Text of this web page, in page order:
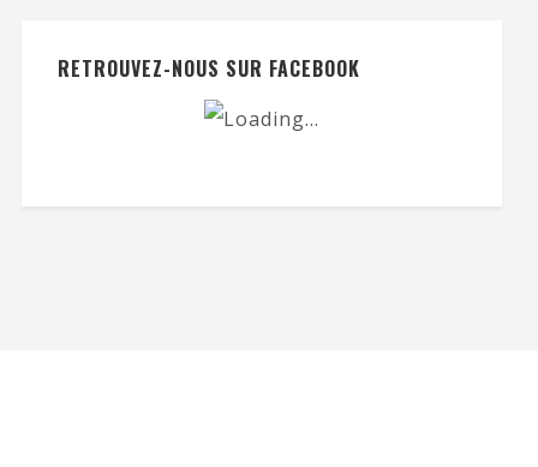
RETROUVEZ-NOUS SUR FACEBOOK